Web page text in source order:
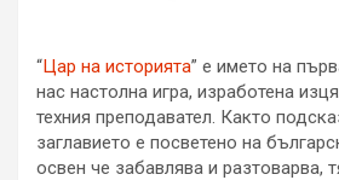
“Цар на историята” е името на
нас настолна игра, изработена
техния преподавател. Както
заглавието е посветено на
освен че забавлява и разтоварва,